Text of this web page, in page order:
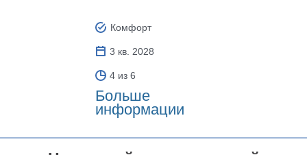
Комфорт
3 кв. 2028
4 из 6
Больше
информации